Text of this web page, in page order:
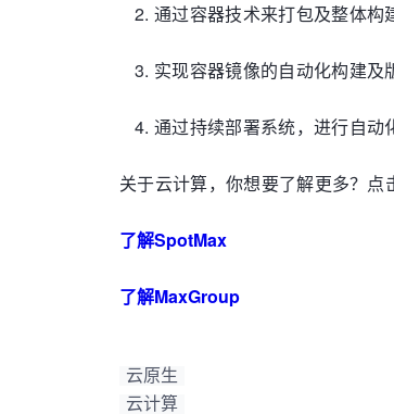
通过容器技术来打包及整体构
实现容器镜像的自动化构建及
通过持续部署系统，进行自动
关于云计算，你想要了解更多？点
了解SpotMax
了解MaxGroup
云原生
云计算